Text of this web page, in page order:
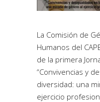
La Comisión de
Humanos del
de la primera
“Convivencias y
diversidad: una
ejercicio